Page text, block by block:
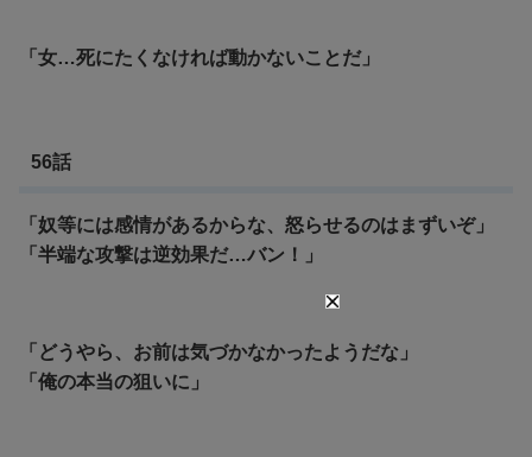
「女…死にたくなければ動かないことだ」
56話
「奴等には感情があるからな、怒らせるのはまずいぞ」
「半端な攻撃は逆効果だ…バン！」
「どうやら、お前は気づかなかったようだな」
「俺の本当の狙いに」